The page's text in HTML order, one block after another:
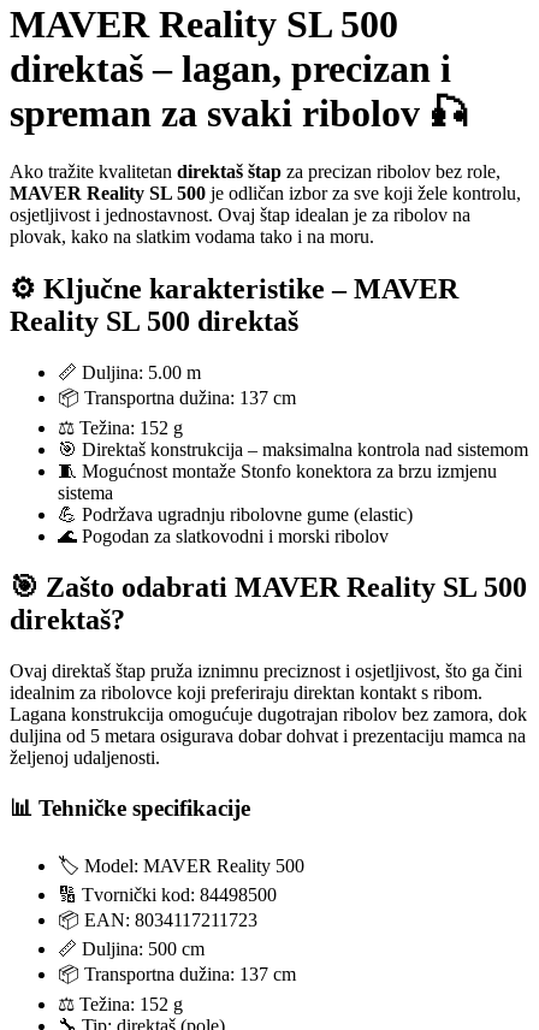
MAVER Reality SL 500
direktaš – lagan, precizan i
spreman za svaki ribolov 🎣
Ako tražite kvalitetan direktaš štap za precizan ribolov bez role,
MAVER Reality SL 500 je odličan izbor za sve koji žele kontrolu,
osjetljivost i jednostavnost. Ovaj štap idealan je za ribolov na
plovak, kako na slatkim vodama tako i na moru.
⚙️ Ključne karakteristike – MAVER
Reality SL 500 direktaš
📏 Duljina: 5.00 m
📦 Transportna dužina: 137 cm
⚖️ Težina: 152 g
🎯 Direktaš konstrukcija – maksimalna kontrola nad sistemom
🧵 Mogućnost montaže Stonfo konektora za brzu izmjenu
sistema
💪 Podržava ugradnju ribolovne gume (elastic)
🌊 Pogodan za slatkovodni i morski ribolov
🎯 Zašto odabrati MAVER Reality SL 500
direktaš?
Ovaj direktaš štap pruža iznimnu preciznost i osjetljivost, što ga čini
idealnim za ribolovce koji preferiraju direktan kontakt s ribom.
Lagana konstrukcija omogućuje dugotrajan ribolov bez zamora, dok
duljina od 5 metara osigurava dobar dohvat i prezentaciju mamca na
željenoj udaljenosti.
📊 Tehničke specifikacije
🏷️ Model: MAVER Reality 500
🔢 Tvornički kod: 84498500
📦 EAN: 8034117211723
📏 Duljina: 500 cm
📦 Transportna dužina: 137 cm
⚖️ Težina: 152 g